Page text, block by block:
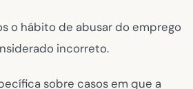
o hábito de abusar do emprego
incorreto.
sobre casos em que a